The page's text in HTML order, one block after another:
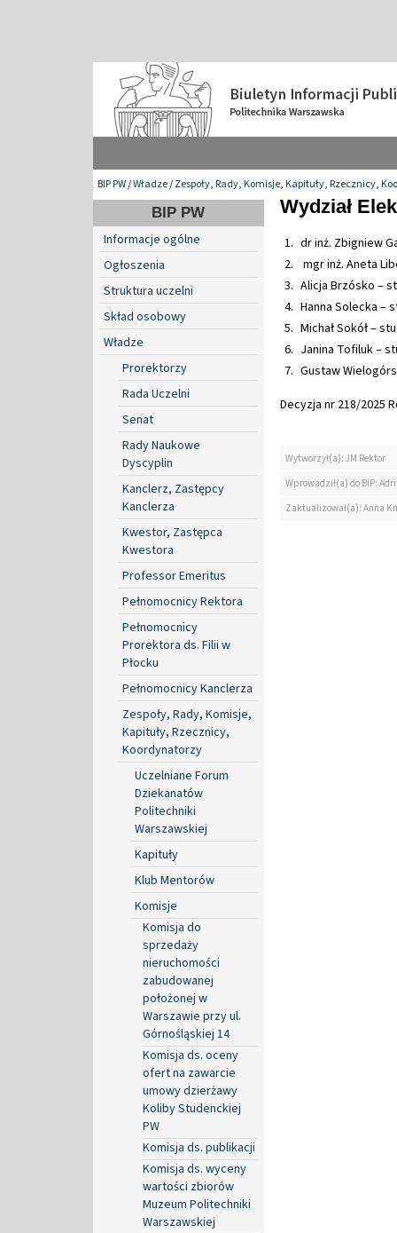
BIP PW/Władze/Zespoły, Rady, Komisje, Kapituły, Rzecznicy,
BIP PW
Informacje ogólne
Ogłoszenia
Struktura uczelni
Skład osobowy
Władze
Prorektorzy
Rada Uczelni
Senat
Rady Naukowe
Dyscyplin
Kanclerz, Zastępcy
Kanclerza
Kwestor, Zastępca
Kwestora
Professor Emeritus
Pełnomocnicy Rektora
Pełnomocnicy
Prorektora ds. Filii w
Płocku
Pełnomocnicy Kanclerza
Zespoły, Rady, Komisje,
Kapituły, Rzecznicy,
Koordynatorzy
Uczelniane Forum
Dziekanatów
Politechniki
Warszawskiej
Kapituły
Klub Mentorów
Komisje
Komisja do
sprzedaży
nieruchomości
zabudowanej
położonej w
Warszawie przy ul.
Górnośląskiej 14
Komisja ds. oceny
ofert na zawarcie
umowy dzierżawy
Koliby Studenckiej
PW
Komisja ds. publikacji
Komisja ds. wyceny
wartości zbiorów
Muzeum Politechniki
Warszawskiej
Wydział
dr inż. Zbigniew
mgr inż. Aneta
Alicja Brzósko –
Hanna Solecka –
Michał Sokół –
Janina Tofiluk –
Gustaw
Decyzja nr 218/2025
Wytworzył(a): JM Rektor
Wprowadził(a) do BIP:
Zaktualizował(a): Anna